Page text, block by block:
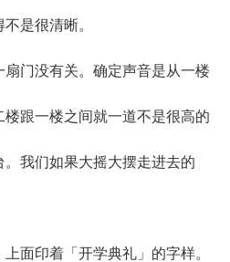
是很清晰。
门没有关。确定声音是从一楼
跟一楼之间就一道不是很高的
我们如果大摇大摆走进去的
印着「开学典礼」的字样。